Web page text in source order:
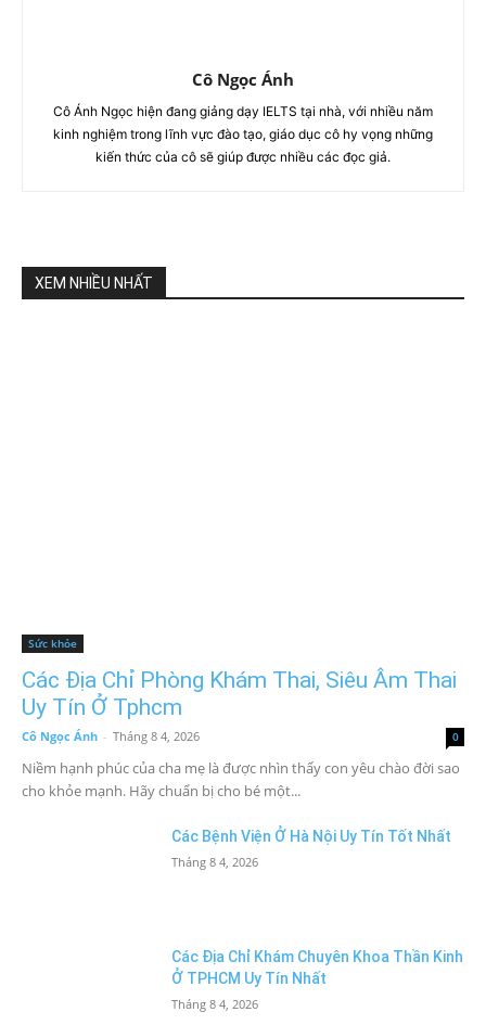
Cô Ngọc Ánh
Cô Ánh Ngọc hiện đang giảng dạy IELTS tại nhà, với nhiều năm
kinh nghiệm trong lĩnh vực đào tạo, giáo dục cô hy vọng những
kiến thức của cô sẽ giúp được nhiều các đọc giả.
XEM NHIỀU NHẤT
Sức khỏe
Các Địa Chỉ Phòng Khám Thai, Siêu Âm Thai
Uy Tín Ở Tphcm
Cô Ngọc Ánh - Tháng 8 4, 2026 0
Niềm hạnh phúc của cha mẹ là được nhìn thấy con yêu chào đời sao
cho khỏe mạnh. Hãy chuẩn bị cho bé một...
Các Bệnh Viện Ở Hà Nội Uy Tín Tốt Nhất
Tháng 8 4, 2026
Các Địa Chỉ Khám Chuyên Khoa Thần Kinh
Ở TPHCM Uy Tín Nhất
Tháng 8 4, 2026